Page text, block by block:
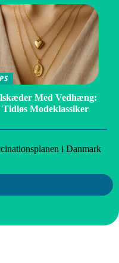
Med Vedhæng:
Tidløs Modeklassiker
i Danmark